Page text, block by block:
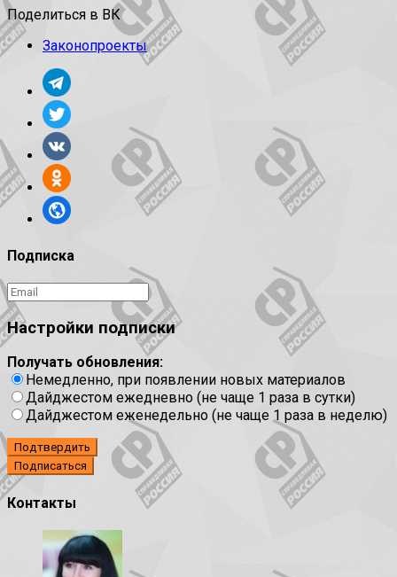
Поделиться в ВК
Законопроекты
Подписка
Настройки подписки
Получать обновления:
Немедленно, при появлении новых материалов
Дайджестом ежедневно (не чаще 1 раза в сутки)
Дайджестом еженедельно (не чаще 1 раза в неделю)
Подтвердить
Контакты